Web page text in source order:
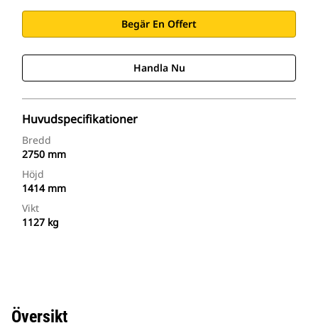
Begär En Offert
Handla Nu
Huvudspecifikationer
Bredd
2750 mm
Höjd
1414 mm
Vikt
1127 kg
Översikt